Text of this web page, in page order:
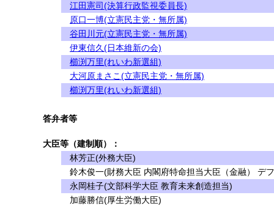
江田憲司(決算行政監視委員長)
原口一博(立憲民主党・無所属)
谷田川元(立憲民主党・無所属)
伊東信久(日本維新の会)
櫛渕万里(れいわ新選組)
大河原まさこ(立憲民主党・無所属)
櫛渕万里(れいわ新選組)
答弁者等
大臣等（建制順）：
林芳正(外務大臣)
鈴木俊一(財務大臣 内閣府特命担当大臣（金融） デ
永岡桂子(文部科学大臣 教育未来創造担当)
加藤勝信(厚生労働大臣)